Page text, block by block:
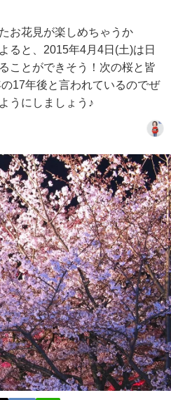
お花見が楽しめちゃうか
ると、2015年4月4日(土)は日
ことができそう！次の桜と皆
17年後と言われているのでぜ
うにしましょう♪